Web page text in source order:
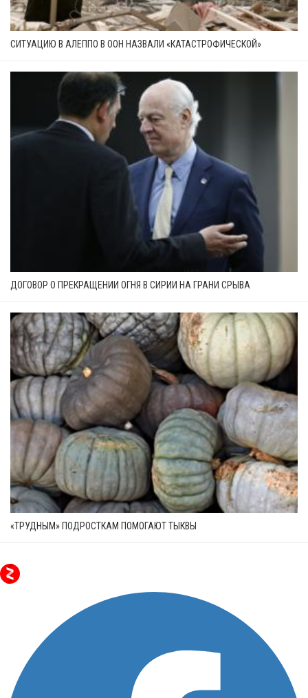
СИТУАЦИЮ В АЛЕППО В ООН НАЗВАЛИ «КАТАСТРОФИЧЕСКОЙ»
ДОГОВОР О ПРЕКРАЩЕНИИ ОГНЯ В СИРИИ НА ГРАНИ СРЫВА
«ТРУДНЫМ» ПОДРОСТКАМ ПОМОГАЮТ ТЫКВЫ